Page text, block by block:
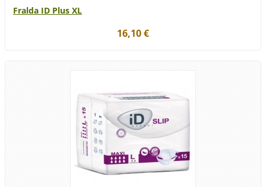
Fralda ID Plus XL
16,10 €